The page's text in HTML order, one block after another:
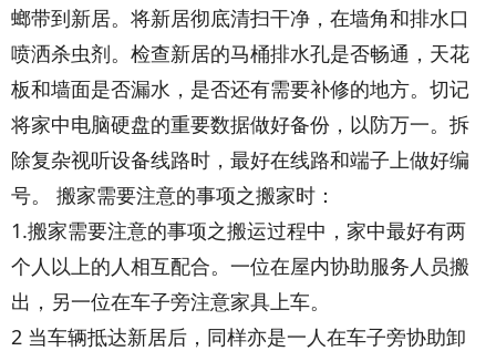
螂带到新居。将新居彻底清扫干净，在墙角和排水口
喷洒杀虫剂。检查新居的马桶排水孔是否畅通，天花
板和墙面是否漏水，是否还有需要补修的地方。切记
将家中电脑硬盘的重要数据做好备份，以防万一。拆
除复杂视听设备线路时，最好在线路和端子上做好编
号。 搬家需要注意的事项之搬家时：
1.搬家需要注意的事项之搬运过程中，家中最好有两
个人以上的人相互配合。一位在屋内协助服务人员搬
出，另一位在车子旁注意家具上车。
2 当车辆抵达新居后，同样亦是一人在车子旁协助卸